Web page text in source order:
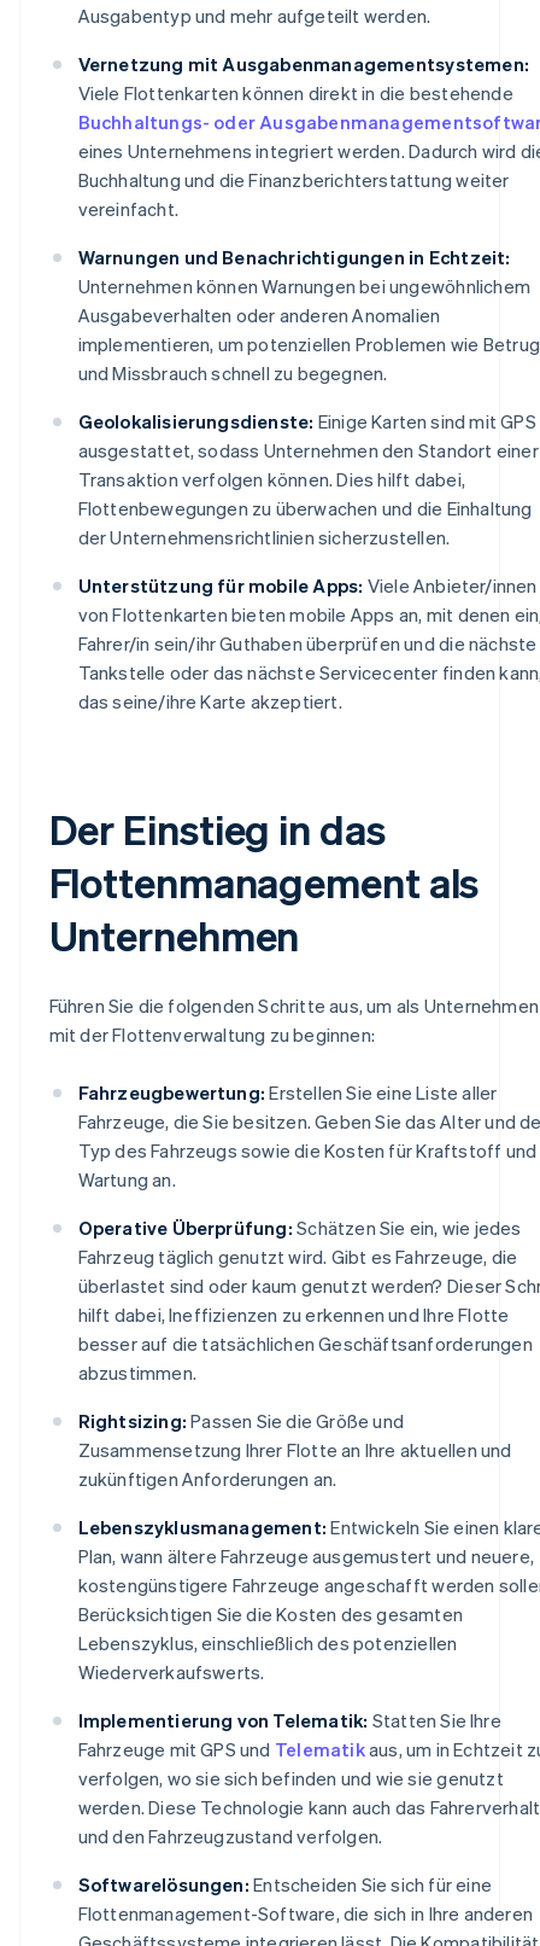
Ausgabentyp und mehr aufgeteilt werden.
Vernetzung mit Ausgabenmanagementsystemen:
Viele Flottenkarten können direkt in die bestehende
Buchhaltungs- oder
eines Unternehmens integriert werden. Dadurch wird
Buchhaltung und die Finanzberichterstattung weiter
vereinfacht.
Warnungen und Benachrichtigungen in Echtzeit:
Unternehmen können Warnungen bei ungewöhnlichem
Ausgabeverhalten oder anderen Anomalien
implementieren, um potenziellen Problemen wie Betrug
und Missbrauch schnell zu begegnen.
Geolokalisierungsdienste: Einige Karten sind mit GPS
ausgestattet, sodass Unternehmen den Standort einer
Transaktion verfolgen können. Dies hilft dabei,
Flottenbewegungen zu überwachen und die Einhaltung
der Unternehmensrichtlinien sicherzustellen.
Unterstützung für mobile Apps: Viele Anbieter/innen
von Flottenkarten bieten mobile Apps an, mit denen
Fahrer/in sein/ihr Guthaben überprüfen und die nächste
Tankstelle oder das nächste Servicecenter finden
das seine/ihre Karte akzeptiert.
Der Einstieg in das
Flottenmanagement als
Unternehmen
Führen Sie die folgenden Schritte aus, um als Unternehmen
mit der Flottenverwaltung zu beginnen:
Fahrzeugbewertung: Erstellen Sie eine Liste aller
Fahrzeuge, die Sie besitzen. Geben Sie das Alter und
Typ des Fahrzeugs sowie die Kosten für Kraftstoff und
Wartung an.
Operative Überprüfung: Schätzen Sie ein, wie jedes
Fahrzeug täglich genutzt wird. Gibt es Fahrzeuge, die
überlastet sind oder kaum genutzt werden? Dieser
hilft dabei, Ineffizienzen zu erkennen und Ihre Flotte
besser auf die tatsächlichen Geschäftsanforderungen
abzustimmen.
Rightsizing: Passen Sie die Größe und
Zusammensetzung Ihrer Flotte an Ihre aktuellen und
zukünftigen Anforderungen an.
Lebenszyklusmanagement: Entwickeln Sie einen
Plan, wann ältere Fahrzeuge ausgemustert und neuere,
kostengünstigere Fahrzeuge angeschafft werden
Berücksichtigen Sie die Kosten des gesamten
Lebenszyklus, einschließlich des potenziellen
Wiederverkaufswerts.
Implementierung von Telematik: Statten Sie Ihre
Fahrzeuge mit GPS und Telematikaus, um in Echtzeit
verfolgen, wo sie sich befinden und wie sie genutzt
werden. Diese Technologie kann auch das
und den Fahrzeugzustand verfolgen.
Softwarelösungen: Entscheiden Sie sich für eine
Flottenmanagement-Software, die sich in Ihre anderen